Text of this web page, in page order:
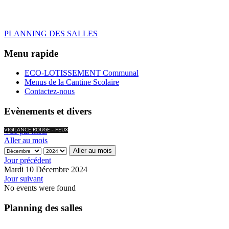
PLANNING DES SALLES
Menu rapide
ECO-LOTISSEMENT Communal
Menus de la Cantine Scolaire
Contactez-nous
Evènements et divers
VIGILANCE ROUGE - FEUX
Vue par mois
Aller au mois
Aller au mois
Jour précédent
Mardi 10 Décembre 2024
Jour suivant
No events were found
Planning des salles